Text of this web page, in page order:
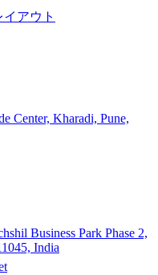
アウト
Center, Kharadi, Pune,
Business Park Phase 2,
India